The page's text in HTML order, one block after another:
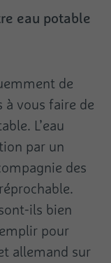
eau potable
de
à vous faire de
L’eau
par un
des
ils bien
pour
allemand sur